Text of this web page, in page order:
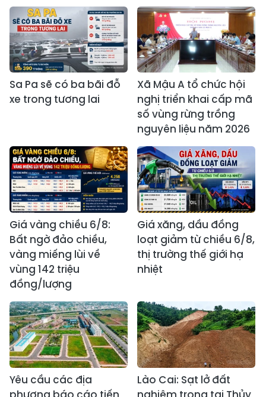
Sa Pa sẽ có ba bãi đỗ
xe trong tương lai
Xã Mậu A tổ chức hội
nghị triển khai cấp mã
số vùng rừng trồng
nguyên liệu năm 2026
Giá vàng chiều 6/8:
Bất ngờ đảo chiều,
vàng miếng lùi về
vùng 142 triệu
đồng/lượng
Giá xăng, dầu đồng
loạt giảm từ chiều 6/8,
thị trường thế giới hạ
nhiệt
Yêu cầu các địa
Lào Cai: Sạt lở đất